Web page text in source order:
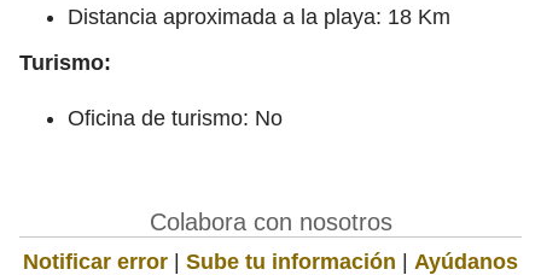
Distancia aproximada a la playa: 18 Km
Turismo:
Oficina de turismo: No
Colabora con nosotros
Notificar error | Sube tu información | Ayúdanos